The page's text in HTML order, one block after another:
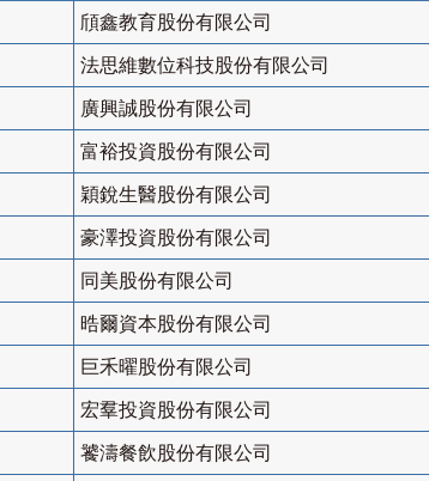
頎鑫教育股份有限公司
法思維數位科技股份有限公司
廣興誠股份有限公司
富裕投資股份有限公司
穎銳生醫股份有限公司
豪澤投資股份有限公司
同美股份有限公司
晧爾資本股份有限公司
巨禾曜股份有限公司
宏羣投資股份有限公司
饕濤餐飲股份有限公司